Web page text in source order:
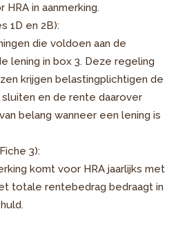
in aanmerking.
1D en 2B):
die voldoen aan de
lening in box 3. Deze regeling
krijgen belastingplichtigen de
en de rente daarover
belang wanneer een lening is
3):
komt voor HRA jaarlijks met
totale rentebedrag bedraagt in